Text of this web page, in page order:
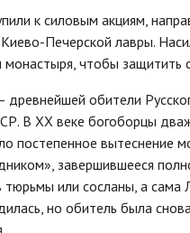
к силовым акциям,
Печерской лавры.
чтобы защитить
обители
В XX веке богоборцы
постепенное
завершившееся
или сосланы, а сама
но обитель была